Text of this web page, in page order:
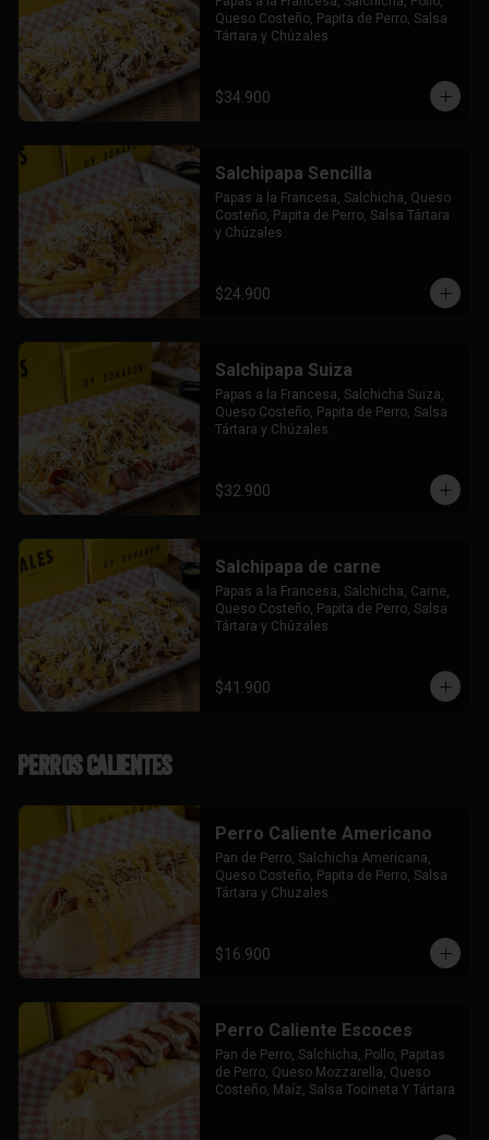
Queso Costeño, Papita de Perro, Salsa
Tártara y Chúzales.
$34.900
Salchipapa Sencilla
Papas a la Francesa, Salchicha, Queso
Costeño, Papita de Perro, Salsa Tártara
y Chúzales.
$24.900
Salchipapa Suiza
Papas a la Francesa, Salchicha Suiza,
Queso Costeño, Papita de Perro, Salsa
Tártara y Chúzales.
$32.900
Salchipapa de carne
Papas a la Francesa, Salchicha, Carne,
Queso Costeño, Papita de Perro, Salsa
Tártara y Chúzales.
$41.900
Perros Calientes
Perro Caliente Americano
Pan de Perro, Salchicha Americana,
Queso Costeño, Papita de Perro, Salsa
Tártara y Chuzales.
$16.900
Perro Caliente Escoces
Pan de Perro, Salchicha, Pollo, Papitas
de Perro, Queso Mozzarella, Queso
Costeño, Maíz, Salsa Tocineta Y Tártara